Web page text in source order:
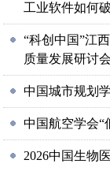
工业软件如何
“科创中国”江
质量发展研讨
中国城市规划
中国航空学会“
2026中国生物